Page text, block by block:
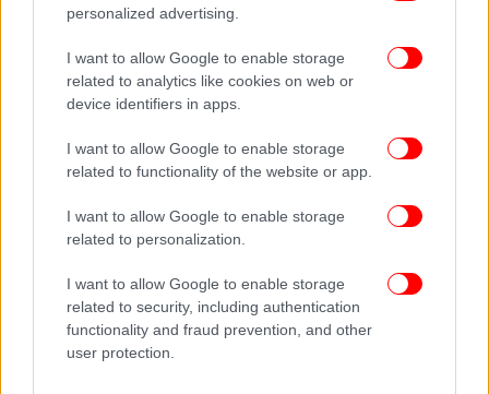
personalized advertising.
I want to allow Google to enable storage
related to analytics like cookies on web or
device identifiers in apps.
I want to allow Google to enable storage
related to functionality of the website or app.
I want to allow Google to enable storage
related to personalization.
I want to allow Google to enable storage
related to security, including authentication
functionality and fraud prevention, and other
user protection.